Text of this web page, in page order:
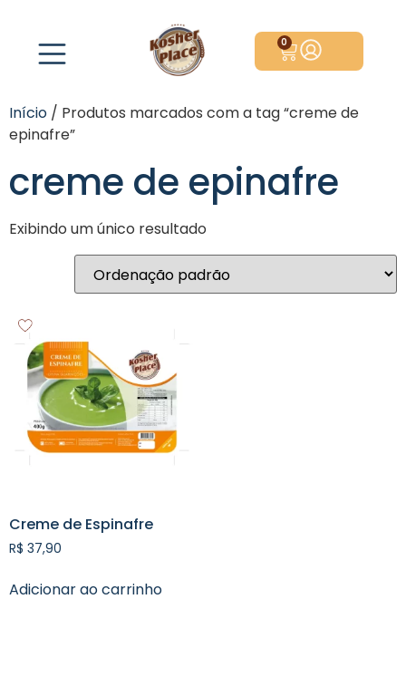
0
Início / Produtos marcados com a tag “creme de
epinafre”
creme de epinafre
Exibindo um único resultado
Creme de Espinafre
R$ 37,90
Adicionar ao carrinho